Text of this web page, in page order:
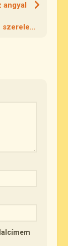
angyal
Francois de La Rochefoucauld – szerelem, szeretet, szakítás